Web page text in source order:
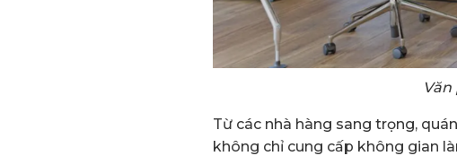
Từ các nhà hàng sang trọng,
không chỉ cung cấp không gian